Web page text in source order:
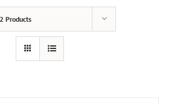
Products